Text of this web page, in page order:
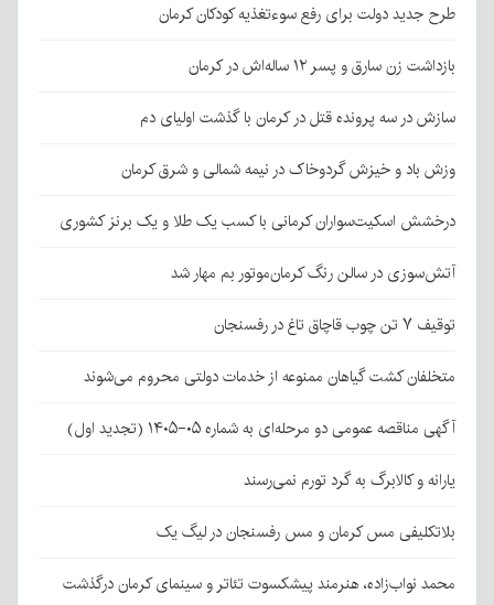
طرح جدید دولت برای رفع سوءتغذیه کودکان کرمان
بازداشت زن سارق و پسر ۱۲ ساله‌اش در کرمان
سازش در سه پرونده قتل در کرمان با گذشت اولیای دم
وزش باد و خیزش گردوخاک در نیمه شمالی و شرق کرمان
درخشش اسکیت‌سواران کرمانی با کسب یک طلا و یک برنز کشوری
آتش‌سوزی در سالن رنگ کرمان‌موتور بم مهار شد
توقیف ۷ تن چوب قاچاق تاغ در رفسنجان
متخلفان کشت گیاهان ممنوعه از خدمات دولتی محروم می‌شوند
آگهی مناقصه عمومی دو مرحله‌ای به شماره ۰۵-۱۴۰۵ (تجدید اول)
یارانه و کالابرگ به گرد تورم نمی‌رسند
بلاتکلیفی مس کرمان و مس رفسنجان در لیگ یک
محمد نواب‌زاده، هنرمند پیشکسوت تئاتر و سینمای کرمان درگذشت